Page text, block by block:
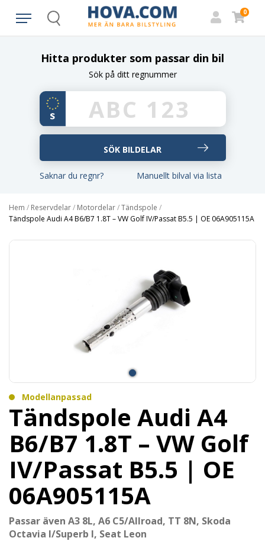
Search
0
Hitta produkter som passar din bil
Sök på ditt regnummer
Saknar du regnr? Manuellt bilval via lista
Hem / Reservdelar/ Motordelar/Tändspole /
Tändspole Audi A4 B6/B7 1.8T – VW Golf IV/Passat B5.5 | OE 06A905115A
Modellanpassad
Tändspole Audi A4
B6/B7 1.8T – VW Golf
IV/Passat B5.5 | OE
06A905115A
Passar även A3 8L, A6 C5/Allroad, TT 8N, Skoda
Octavia I/Superb I, Seat Leon